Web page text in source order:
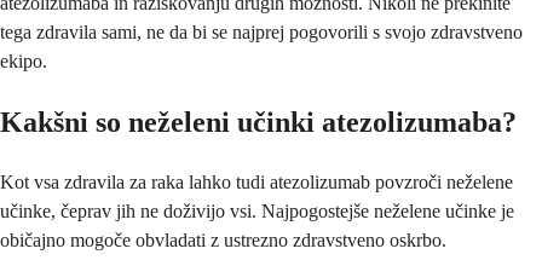
tega zdravila sami, ne da bi se najprej pogovorili s svojo zdravstveno
ekipo.
Kakšni so neželeni učinki atezolizumaba?
Kot vsa zdravila za raka lahko tudi atezolizumab povzroči neželene
učinke, čeprav jih ne doživijo vsi. Najpogostejše neželene učinke je
običajno mogoče obvladati z ustrezno zdravstveno oskrbo.